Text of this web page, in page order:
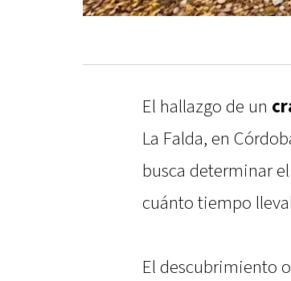
El hallazgo de un
La Falda, en
busca determinar
cuánto tiempo
El descubrimiento